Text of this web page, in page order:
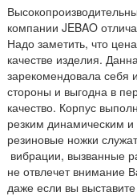
компании JEBAO
Надо заметить, что
качестве изделия.
зарекомендовала себя
стороны и выгодна в
качество. Корпус
резким динамическим
резиновые ножки
вибрации, вызванные
не отвлечет внимание
даже если вы